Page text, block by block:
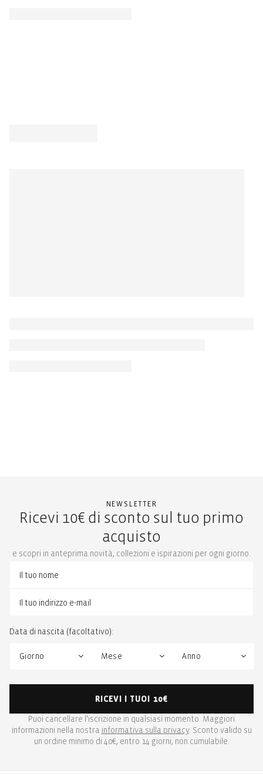
NEWSLETTER
Ricevi 10€ di sconto sul tuo primo
acquisto
e scopri in anteprima novità, collezioni e ispirazioni per ogni giorno.
Data di nascita (facoltativo):
RICEVI I TUOI 10€
Puoi cancellare l'iscrizione in qualsiasi momento. Maggiori
informazioni nella nostra informativa sulla privacy. Sconto valido su
un ordine minimo di 40€, entro 14 giorni, non cumulabile.